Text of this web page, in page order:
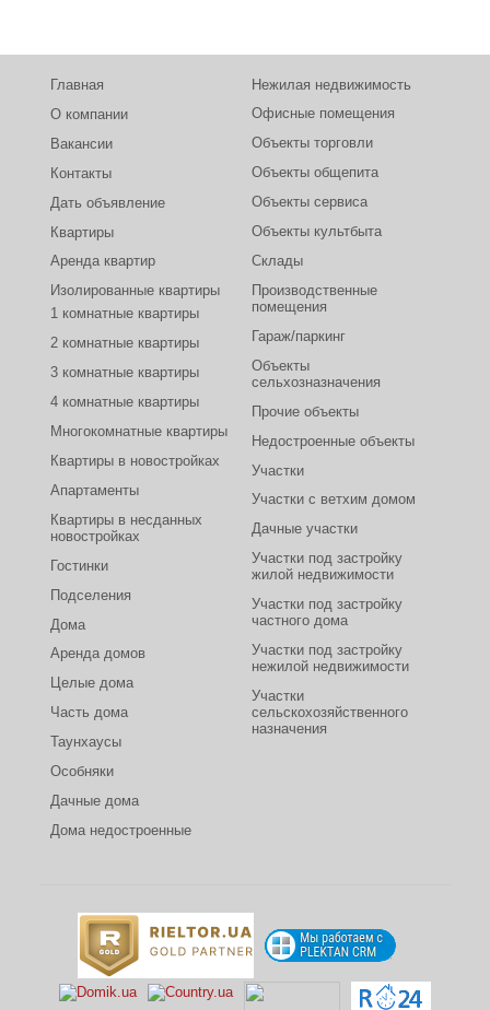
Главная
О компании
Вакансии
Контакты
Дать объявление
Квартиры
Аренда квартир
Изолированные квартиры
1 комнатные квартиры
2 комнатные квартиры
3 комнатные квартиры
4 комнатные квартиры
Многокомнатные квартиры
Квартиры в новостройках
Апартаменты
Квартиры в несданных
новостройках
Гостинки
Подселения
Дома
Аренда домов
Целые дома
Часть дома
Таунхаусы
Особняки
Дачные дома
Дома недостроенные
Нежилая недвижимость
Офисные помещения
Объекты торговли
Объекты общепита
Объекты сервиса
Объекты культбыта
Склады
Производственные
помещения
Гараж/паркинг
Объекты
сельхозназначения
Прочие объекты
Недостроенные объекты
Участки
Участки с ветхим домом
Дачные участки
Участки под застройку
жилой недвижимости
Участки под застройку
частного дома
Участки под застройку
нежилой недвижимости
Участки
сельскохозяйственного
назначения